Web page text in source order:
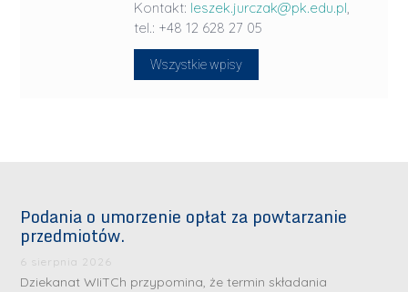
Kontakt: leszek.jurczak@pk.edu.pl,
tel.: +48 12 628 27 05
Wszystkie wpisy
Podania o umorzenie opłat za powtarzanie
przedmiotów.
6 sierpnia 2026
Dziekanat WIiTCh przypomina, że termin składania